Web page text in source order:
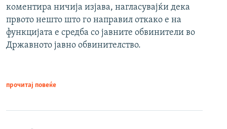
коментира ничија изјава, нагласувајќи дека
првото нешто што го направил откако е на
функцијата е средба со јавните обвинители во
Државното јавно обвинителство.
прочитај повеќе